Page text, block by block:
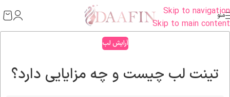
Skip to navigation
Skip to main content
منو
آرایش لب
تینت لب چیست و چه مزایایی دارد؟